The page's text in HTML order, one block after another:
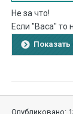
Не за что!
Если "Васа" то
Опубликовано: